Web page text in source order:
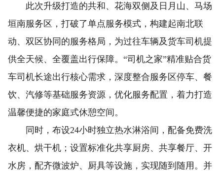
此次升级打造的共和、花海双侧及日月山、马场
垣南服务区，打破了单点服务模式，构建起南北联
动、双区协同的服务格局，为过往车辆及货车司机提
供全天候、全覆盖出行保障。“司机之家”精准贴合货
车司机长途出行核心需求，深度整合服务区停车、餐
饮、汽修等基础服务资源，优化服务配置，着力打造
温馨便捷的家庭式休憩空间。
同时，布设24小时独立热水淋浴间，配备免费洗
衣机、烘干机；设置标准化共享厨房、共享餐厅、开
水房，配齐微波炉、厨具等设施，实现随到随用。并